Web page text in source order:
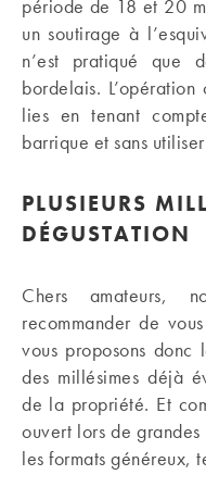
période de 18 et 20
un soutirage à
n’est pratiqué que
bordelais.
lies en tenant
barrique et sans
PLUSIEURS
DÉGUSTATION
Chers amateurs,
recommander de
vous proposons donc
des millésimes déjà
de la propriété. Et
ouvert lors de
les formats généreux,